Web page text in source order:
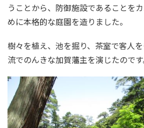
うことから、防御施設であることを
めに本格的な庭園を造りました。
樹々を植え、池を掘り、茶室で客人
流でのんきな加賀藩主を演じたのです